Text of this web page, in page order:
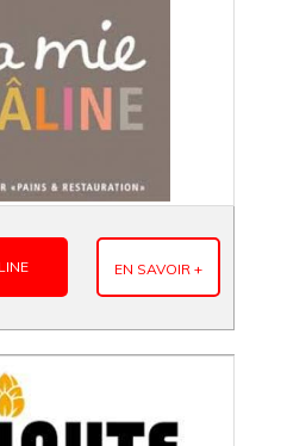
EN SAVOIR +